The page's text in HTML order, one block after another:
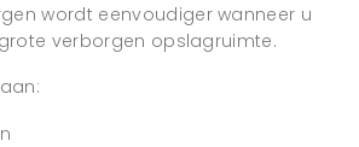
wordt eenvoudiger wanneer u
verborgen opslagruimte.